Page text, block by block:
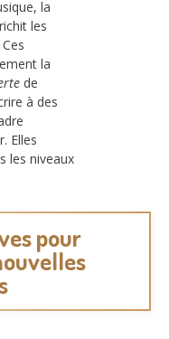
la
les
la
de
à des
Elles
les niveaux
pour